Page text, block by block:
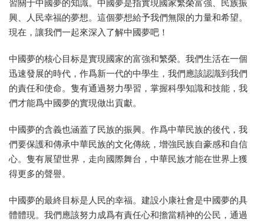
習關于中國夢的知識。中國夢是指實現國家繁榮富強、民族振
興、人民幸福的夢想。這個夢想給予我們無限的力量和希望。
現在，讓我們一起來深入了解中國夢吧！
中國夢的核心目标是實現國家的富強和繁榮。我們生活在一個
迅速發展的時代，作爲新一代的中學生，我們應該認識到我們
的責任和使命。隻有通過努力學習，掌握科學知識和技能，我
們才能爲中國夢的實現做出貢獻。
中國夢的含義也涵蓋了民族的振興。作爲中華民族的後代，我
們要保護和傳承中華民族的文化傳統，增強民族自豪感和自信
心。隻有展望世界，走向國際舞台，中華民族才能在世界上獲
得更多的聲譽。
中國夢的最終目标是人民的幸福。建設小康社會是中國夢的具
體體現。我們應該努力成爲有責任心和擔當精神的公民，通過